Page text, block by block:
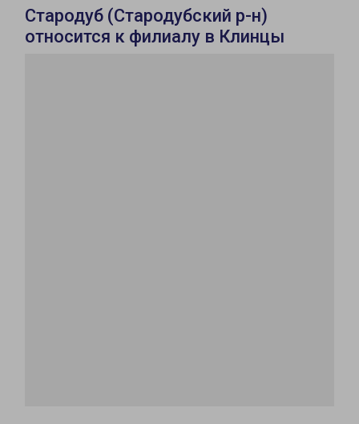
Стародуб (Стародубский р-н)
относится к филиалу в Клинцы